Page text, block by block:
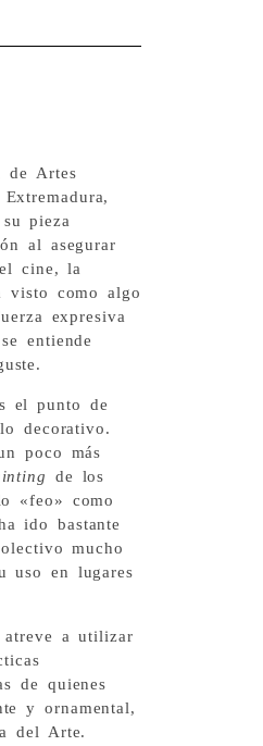
de Artes
pieza
al asegurar
cine, la
visto como algo
expresiva
entiende
el punto de
decorativo.
poco más
de los
«feo» como
ido bastante
mucho
uso en lugares
atreve a utilizar
de quienes
y ornamental,
del Arte.